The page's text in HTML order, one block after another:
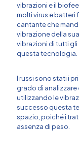
vibrazioni e il
molti virus e batteri
cantante che
vibrazione della
vibrazioni di tutti
questa tecnologia.
I russi sono stati i
grado di
utilizzando le
successo questa
spazio, poiché i
assenza di peso.